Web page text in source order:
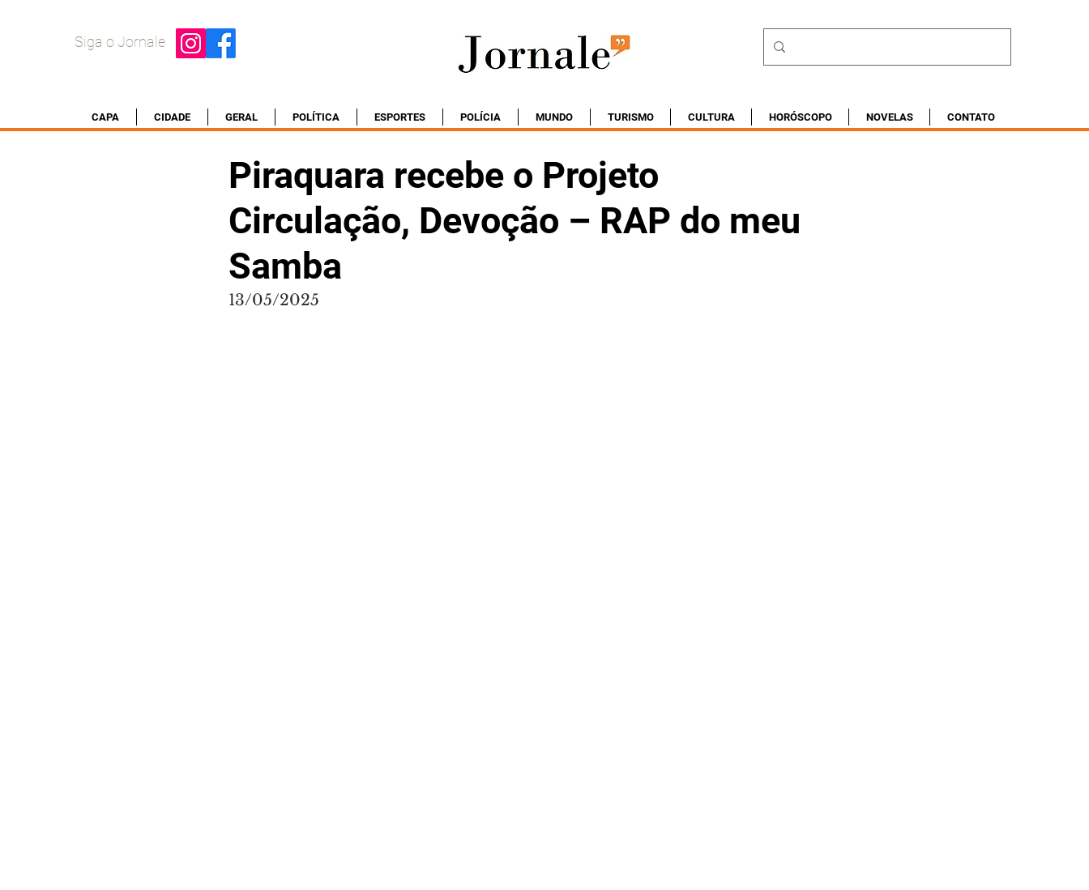
Siga o Jornale
CAPA CIDADE GERAL POLÍTICA ESPORTES POLÍCIA MUNDO TURISMO CULTURA HORÓSCOPO NOVELAS CONTATO
Piraquara recebe o Projeto
Circulação, Devoção – RAP do meu
Samba
13/05/2025